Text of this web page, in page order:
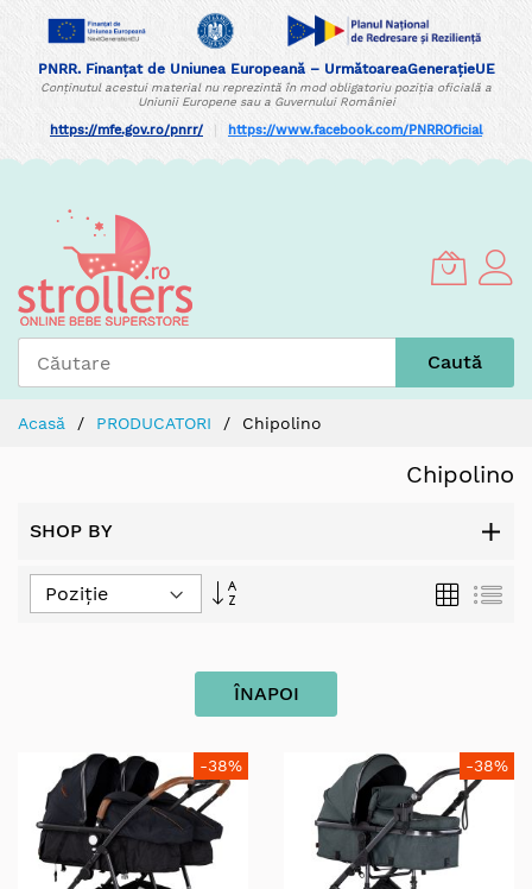
PNRR. Finanțat de Uniunea Europeană – UrmătoareaGenerațieUE
Conținutul acestui material nu reprezintă în mod obligatoriu poziția oficială a
Uniunii Europene sau a Guvernului României
https://mfe.gov.ro/pnrr/ https://www.facebook.com/PNRROficial
Content
Caută
Acasă PRODUCATORI Chipolino
Chipolino
SHOP BY
Set
Grilă
ÎNAPOI
-38% -38%